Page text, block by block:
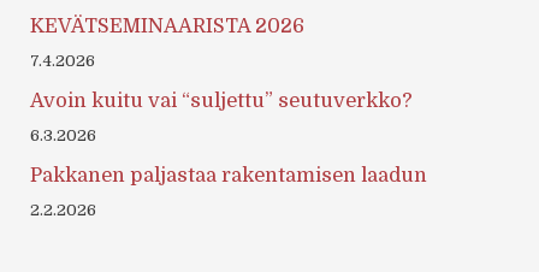
KEVÄTSEMINAARISTA 2026
7.4.2026
Avoin kuitu vai “suljettu” seutuverkko?
6.3.2026
Pakkanen paljastaa rakentamisen laadun
2.2.2026